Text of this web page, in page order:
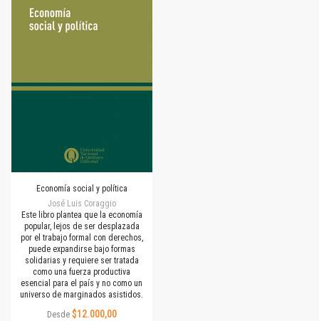
Economía social y política
José Luis Coraggio
Este libro plantea que la economía
popular, lejos de ser desplazada
por el trabajo formal con derechos,
puede expandirse bajo formas
solidarias y requiere ser tratada
como una fuerza productiva
esencial para el país y no como un
universo de marginados asistidos.
Desde $12.000,00